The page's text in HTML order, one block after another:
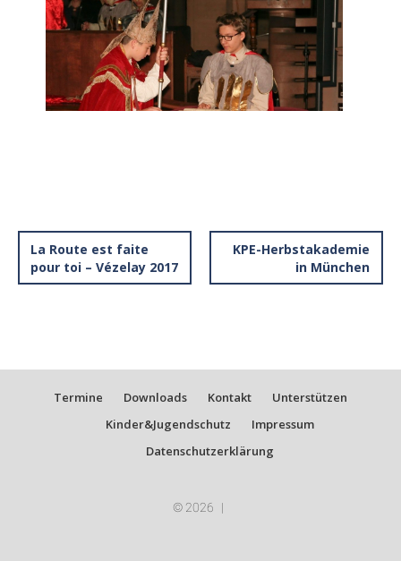
La Route est faite
pour toi – Vézelay 2017
KPE-Herbstakademie
in München
Termine Downloads Kontakt
Unterstützen
Kinder&Jugendschutz
Impressum
Datenschutzerklärung
© 2026 |